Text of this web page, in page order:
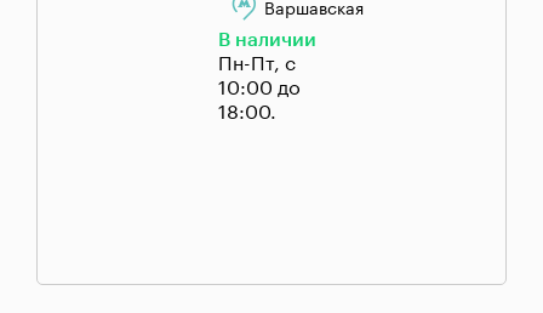
Варшавская
В наличии
Пн-Пт, с
10:00 до
18:00.